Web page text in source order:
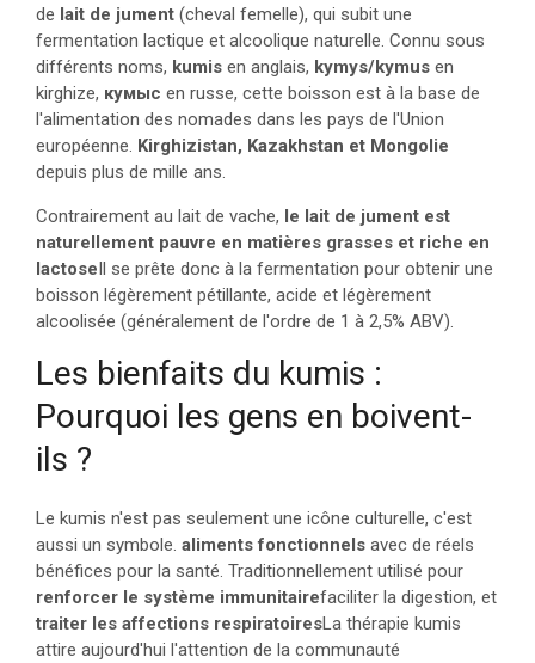
de lait de jument (cheval femelle), qui subit une
fermentation lactique et alcoolique naturelle. Connu sous
différents noms, kumis en anglais, kymys/kymus en
kirghize, кумыс en russe, cette boisson est à la base de
l'alimentation des nomades dans les pays de l'Union
européenne. Kirghizistan, Kazakhstan et Mongolie
depuis plus de mille ans.
Contrairement au lait de vache, le lait de jument est
naturellement pauvre en matières grasses et riche en
lactoseIl se prête donc à la fermentation pour obtenir une
boisson légèrement pétillante, acide et légèrement
alcoolisée (généralement de l'ordre de 1 à 2,5% ABV).
Les bienfaits du kumis :
Pourquoi les gens en boivent-
ils ?
Le kumis n'est pas seulement une icône culturelle, c'est
aussi un symbole. aliments fonctionnels avec de réels
bénéfices pour la santé. Traditionnellement utilisé pour
renforcer le système immunitairefaciliter la digestion, et
traiter les affections respiratoiresLa thérapie kumis
attire aujourd'hui l'attention de la communauté